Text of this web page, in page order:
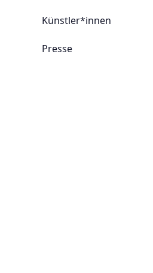
Künstler*innen
Presse